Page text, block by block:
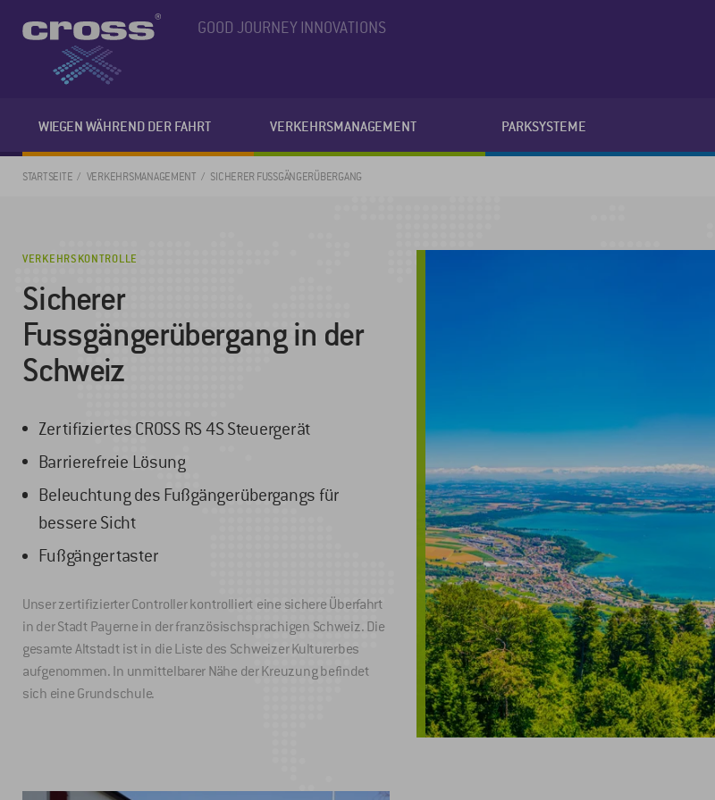
GOOD JOURNEY INNOVATIONS
WIEGEN WÄHREND DER FAHRT VERKEHRSMANAGEMENT PARKSYSTEME
STARTSEITE VERKEHRSMANAGEMENT SICHERER FUSSGÄNGERÜBERGANG
VERKEHRSKONTROLLE
Sicherer
Fussgängerübergang in der
Schweiz
Zertifiziertes CROSS RS 4S Steuergerät
Barrierefreie Lösung
Beleuchtung des Fußgängerübergangs für
bessere Sicht
Fußgängertaster
Unser zertifizierter Controller kontrolliert eine sichere Überfahrt
in der Stadt Payerne in der französischsprachigen Schweiz. Die
gesamte Altstadt ist in die Liste des Schweizer Kulturerbes
aufgenommen. In unmittelbarer Nähe der Kreuzung befindet
sich eine Grundschule.